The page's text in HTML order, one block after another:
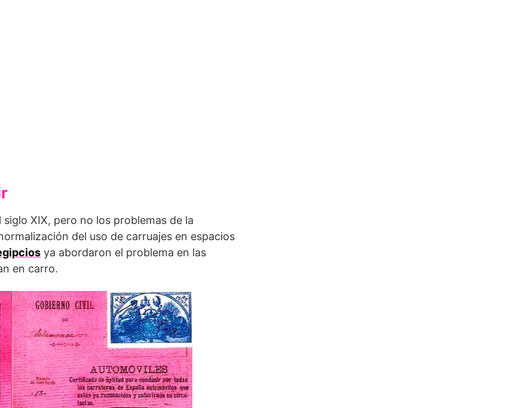
XIX, pero no los problemas de la
del uso de carruajes en espacios
ya abordaron el problema en las
en carro.